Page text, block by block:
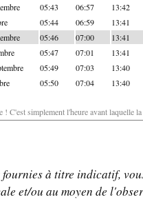
05:43 06:57 13:42
05:44 06:59 13:41
05:46 07:00 13:41
05:47 07:01 13:41
05:49 07:03 13:40
05:50 07:04 13:40
C'est simplement l'heure avant laquelle
à titre indicatif,
et/ou au moyen de